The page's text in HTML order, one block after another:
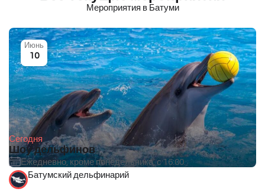
Мероприятия в Батуми
Сегодня
Шоу дельфинов
Ежедневно, кроме понедельника, с 16:00.
Июнь
10
Батумский дельфинарий